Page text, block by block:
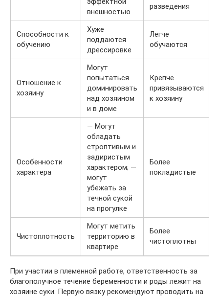
внешностью
разведения
Способности к
обучению
Хуже
поддаются
дрессировке
Легче
обучаются
Отношение к
хозяину
Могут
попытаться
доминировать
над хозяином
и в доме
Крепче
привязываются
к хозяину
Особенности
характера
— Могут
обладать
строптивым и
задиристым
характером; —
могут
убежать за
течной сукой
на прогулке
Более
покладистые
Чистоплотность
Могут метить
территорию в
квартире
Более
чистоплотны
При участии в племенной работе, ответственность за
благополучное течение беременности и роды лежит на
хозяине суки. Первую вязку рекомендуют проводить на